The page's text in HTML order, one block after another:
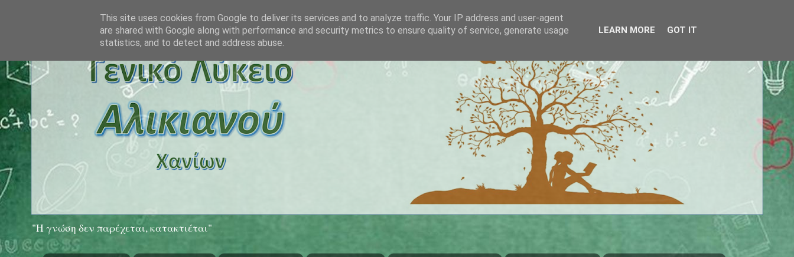
"Η γνώση δεν παρέχεται, κατακτιέται"
This site uses cookies from Google to deliver its services and to analyze traffic. Your IP address and user-agent
are shared with Google along with performance and security metrics to ensure quality of service, generate usage
statistics, and to detect and address abuse.
LEARN MORE GOT IT